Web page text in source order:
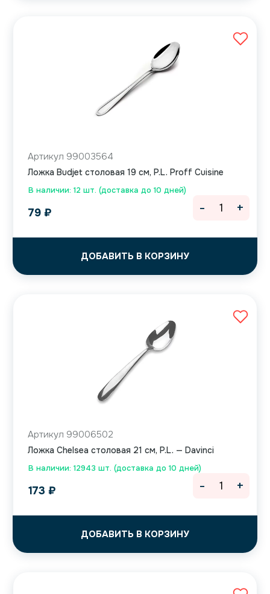
В наличии: 12 шт. (доставка до 10 дней)
Артикул 99003564
Ложка Budjet столовая 19 см, P.L. Proff Cuisine
79 ₽
ДОБАВИТЬ В КОРЗИНУ
- +
В наличии: 12943 шт. (доставка до 10 дней)
Артикул 99006502
Ложка Chelsea столовая 21 см, P.L. — Davinci
173 ₽
ДОБАВИТЬ В КОРЗИНУ
- +